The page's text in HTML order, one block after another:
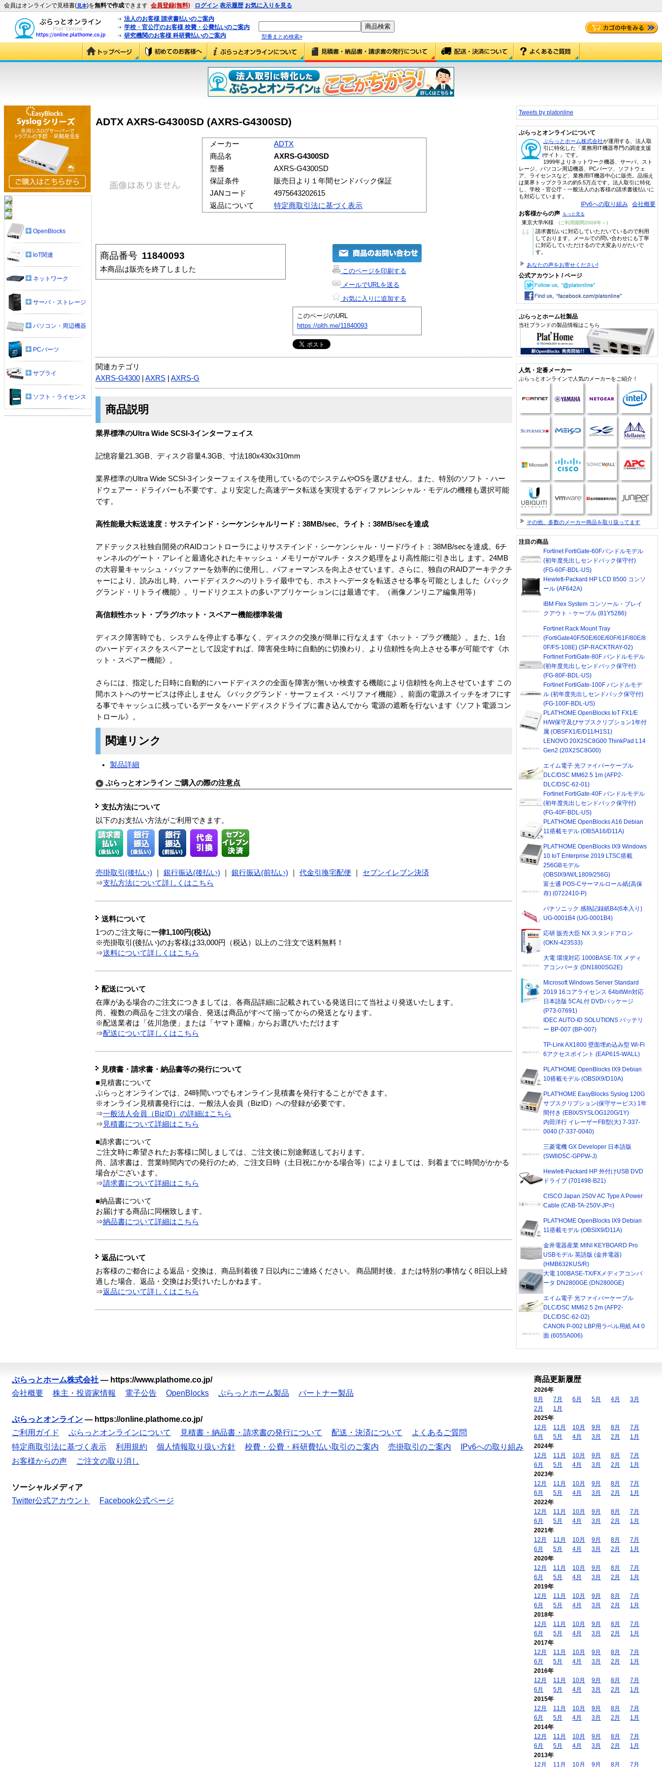
会員はオンラインで見積書(見本)を無料で作成できます 会員登録(無料) ログイン 表示履歴 お気に入りを見る
法人のお客様 請求書払いのご案内
学校・官公庁のお客様 校費・公費払いのご案内
研究機関のお客様 科研費払いのご案内
型番まとめ検索»
ADTX AXRS-G4300SD (AXRS-G4300SD)
メーカー
ADTX
商品名
AXRS-G4300SD
型番
AXRS-G4300SD
保証条件
販売日より１年間センドバック保証
JANコード
4975643202615
返品について
特定商取引法に基づく表示
商品番号 11840093
本商品は販売を終了しました
このページを印刷する
メールでURLを送る
お気に入りに追加する
このページのURL
https://plth.me/11840093
関連カテゴリ
AXRS-G4300
AXRS AXRS-G
商品説明
業界標準のUltra Wide SCSI-3インターフェイス
記憶容量21.3GB、ディスク容量4.3GB、寸法180x430x310mm
業界標準のUltra Wide SCSI-3インターフェイスを使用しているのでシステムやOSを選びません。また、特別のソフト・ハー
ドウェアー・ドライバーも不要です。より安定した高速データ転送を実現するディファレンシャル・モデルの機種も選択可能
です。
高性能最大転送速度：サステインド・シーケンシャルリード：38MB/sec、ライト：38MB/secを達成
アドテックス社独自開発のRAIDコントローラによりサステインド・シーケンシャル・リード/ライト：38MB/secを達成。6チ
ャンネルのゲート・アレイと最適化されたキャッシュ・メモリーがマルチ・タスク処理をより高性能に引き出し ます。24MB
の大容量キャッシュ・バッファーを効率的に使用し、パフォーマンスを向上させています。さらに、独自のRAIDアーキテクチ
ャーにより、読み出し時、ハードディスクへのリトライ最中でも、ホストへデータを転送させる事を可能としました《バック
グランド・リトライ機能》。リードリクエストの多いアプリケーションには最適です。（画像ノンリニア編集用等）
高信頼性ホット・プラグ/ホット・スペアー機能標準装備
ディスク障害時でも、システムを停止する事なく、ディスクの交換が簡単に行なえます《ホット・プラグ機能》。また、1台
のハードディスクをスペアーとして設定すれば、障害発生時に自動的に切換わり、より信頼性を向上させる事が可能です《ホ
ット・スペアー機能》。
さらには、指定した日時に自動的にハードディスクの全面を障害が無いか検査する機能により信頼性を向上させています この
間ホストへのサービスは停止しません 《バックグランド・サーフェイス・ベリファイ機能》。前面の電源スイッチをオフにす
る事でキャッシュに残っているデータをハードディスクドライブに書き込んでから 電源の遮断を行ないます《ソフト電源コン
トロール》。
関連リンク
製品詳細
ぷらっとオンライン ご購入の際の注意点
支払方法について
以下のお支払い方法がご利用できます。
売掛取引(後払い) 銀行振込(後払い) 銀行振込(前払い) 代金引換宅配便
セブンイレブン決済
⇒支払方法について詳しくはこちら
送料について
1つのご注文毎に一律1,100円(税込)
※売掛取引(後払い)のお客様は33,000円（税込）以上のご注文で送料無料！
⇒送料について詳しくはこちら
配送について
在庫がある場合のご注文につきましては、各商品詳細に記載されている発送日にて当社より発送いたします。
尚、複数の商品をご注文の場合、発送は商品がすべて揃ってからの発送となります。
※配送業者は「佐川急便」または「ヤマト運輸」からお選びいただけます
⇒配送について詳しくはこちら
見積書・請求書・納品書等の発行について
■見積書について
ぷらっとオンラインでは、24時間いつでもオンライン見積書を発行することができます。
※オンライン見積書発行には、一般法人会員（BizID）への登録が必要です。
⇒一般法人会員（BizID）の詳細はこちら
⇒ 見積書について詳細はこちら
■請求書について
ご注文時に希望されたお客様に関しましては、ご注文後に別途郵送しております。
尚、請求書は、営業時間内での発行のため、ご注文日時（土日祝にかかる場合等）によりましては、到着までに時間がかかる
場合がございます。
⇒請求書について詳細はこちら
■納品書について
お届けする商品に同梱致します。
⇒納品書について詳細はこちら
返品について
お客様のご都合による返品・交換は、商品到着後７日以内にご連絡ください。 商品開封後、または特別の事情なく8日以上経
過した場合、返品・交換はお受けいたしかねます。
⇒返品について詳しくはこちら
OpenBlocks
IoT関連
ネットワーク
サーバ・ストレージ
パソコン・周辺機器
PCパーツ
サプライ
ソフト・ライセンス
Tweets by platonline
ぷらっとオンラインについて
ぷらっとホーム株式会社が運用する、法人取
引に特化した「業務用IT機器専門の調達支援
サイト」です。
1999年よりネットワーク機器、サーバ、スト
レージ、パソコン周辺機器、PCパーツ、ソフトウェ
ア、ライセンスなど、業務用IT機器中心に販売。品揃え
は業界トップクラスの約5.5万点です。法人取引に特化
し、学校・官公庁・一般法人のお客様の請求書後払いに
も対応しています。
IPv6への取り組み 会社概要
お客様からの声 もっと見る
東京大学/K様 (ご利用期間2009年～)
“
請求書払いに対応していただいているので利用
しております。メールでの問い合わせにも丁寧
に対応していただけるので大変ありがたいで
す。
あなたの声をお寄せください!
公式アカウント / ページ
ぷらっとホーム社製品
当社ブランドの製品情報はこちら
人気・定番メーカー
ぷらっとオンラインで人気のメーカーをご紹介！
その他、多数のメーカー商品を取り扱ってます
注目の商品
Fortinet FortiGate-60Fバンドルモデル
(初年度先出しセンドバック保守付)
(FG-60F-BDL-US)
Hewlett-Packard HP LCD 8500 コンソ
ール (AF642A)
IBM Flex System コンソール・ブレイ
クアウト・ケーブル (81Y5286)
Fortinet Rack Mount Tray
(FortiGate40F/50E/60E/60F/61F/80E/8
0F/FS-108E) (SP-RACKTRAY-02)
Fortinet FortiGate-80F バンドルモデル
(初年度先出しセンドバック保守付)
(FG-80F-BDL-US)
Fortinet FortiGate-100F バンドルモデ
ル (初年度先出しセンドバック保守付)
(FG-100F-BDL-US)
PLAT'HOME OpenBlocks IoT FX1/E
H/W保守及びサブスクリプション1年付
属 (OBSFX1/E/D11/H1S1)
LENOVO 20X2SC8G00 ThinkPad L14
Gen2 (20X2SC8G00)
エイム電子 光ファイバーケーブル
DLC/DSC MM62.5 1m (AFP2-
DLC/DSC-62-01)
Fortinet FortiGate-40F バンドルモデル
(初年度先出しセンドバック保守付)
(FG-40F-BDL-US)
PLAT'HOME OpenBlocks A16 Debian
11搭載モデル (OBSA16/D11A)
PLAT'HOME OpenBlocks IX9 Windows
10 IoT Enterprise 2019 LTSC搭載
256GBモデル
(OBSIX9/W/L1809/256G)
富士通 POS-Cサーマルロール紙(高保
存) (0722410-P)
パナソニック 感熱記録紙B4(6本入り)
UG-0001B4 (UG-0001B4)
応研 販売大臣 NX スタンドアロン
(OKN-423533)
大電 環境対応 1000BASE-T/X メディ
アコンバータ (DN1800SG2E)
Microsoft Windows Server Standard
2019 16コアライセンス 64bitWin対応
日本語版 5CAL付 DVDパッケージ
(P73-07691)
IDEC AUTO-ID SOLUTIONS バッテリ
ー BP-007 (BP-007)
TP-Link AX1800 壁面埋め込み型 Wi-Fi
6アクセスポイント (EAP615-WALL)
PLAT'HOME OpenBlocks IX9 Debian
10搭載モデル (OBSIX9/D10A)
PLAT'HOME EasyBlocks Syslog 120G
サブスクリプション(保守サービス) 1年
間付き (EBIX/SYSLOG120G/1Y)
内田洋行 イレーザーFB型(大) 7-337-
0040 (7-337-0040)
三菱電機 GX Developer 日本語版
(SW8D5C-GPPW-J)
Hewlett-Packard HP 外付けUSB DVD
ドライブ (701498-B21)
CISCO Japan 250V AC Type A Power
Cable (CAB-TA-250V-JP=)
PLAT'HOME OpenBlocks IX9 Debian
11搭載モデル (OBSIX9/D11A)
金井電器産業 MINI KEYBOARD Pro
USBモデル 英語版 (金井電器)
(HMB632KUS/R)
大電 100BASE-TX/FXメディアコンバ
ータ DN2800GE (DN2800GE)
エイム電子 光ファイバーケーブル
DLC/DSC MM62.5 2m (AFP2-
DLC/DSC-62-02)
CANON P-002 LBP用ラベル用紙 A4 0
面 (6055A006)
ぷらっとホーム株式会社 — https://www.plathome.co.jp/
会社概要
株主・投資家情報 電子公告 OpenBlocks ぷらっとホーム製品 パートナー製品
ぷらっとオンライン — https://online.plathome.co.jp/
ご利用ガイド
ぷらっとオンラインについて 見積書・納品書・請求書の発行について 配送・決済について
よくあるご質問
特定商取引法に基づく表示
利用規約 個人情報取り扱い方針 校費・公費・科研費払い取引のご案内 売掛取引のご案内
IPv6への取り組み
お客様からの声
ご注文の取り消し
ソーシャルメディア
Twitter公式アカウント
Facebook公式ページ
商品更新履歴
2026年
8月
7月 6月 5月 4月
3月
2月
1月
2025年
12月
11月 10月 9月 8月
7月
6月
5月 4月 3月 2月
1月
2024年
12月
11月 10月 9月 8月
7月
6月
5月 4月 3月 2月
1月
2023年
12月
11月 10月 9月 8月
7月
6月
5月 4月 3月 2月
1月
2022年
12月
11月 10月 9月 8月
7月
6月
5月 4月 3月 2月
1月
2021年
12月
11月 10月 9月 8月
7月
6月
5月 4月 3月 2月
1月
2020年
12月
11月 10月 9月 8月
7月
6月
5月 4月 3月 2月
1月
2019年
12月
11月 10月 9月 8月
7月
6月
5月 4月 3月 2月
1月
2018年
12月
11月 10月 9月 8月
7月
6月
5月 4月 3月 2月
1月
2017年
12月
11月 10月 9月 8月
7月
6月
5月 4月 3月 2月
1月
2016年
12月
11月 10月 9月 8月
7月
6月
5月 4月 3月 2月
1月
2015年
12月
11月 10月 9月 8月
7月
6月
5月 4月 3月 2月
1月
2014年
12月
11月 10月 9月 8月
7月
6月
5月 4月 3月 2月
1月
2013年
12月
11月 10月 9月 8月 7月